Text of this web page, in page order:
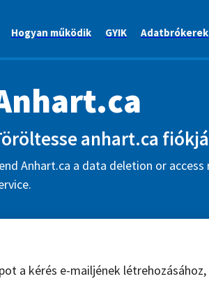
Hogyan működik GYIK Adatbrókerek
anhart.ca
Anhart.ca a data deletion or
a kérés e-mailjének